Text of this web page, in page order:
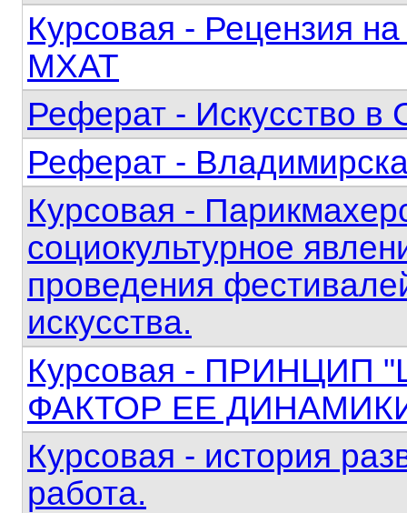
Курсовая - Рецензия
МХАТ
Реферат - Искусство в
Реферат -
Курсовая -
социокультурное
проведения
искусства.
Курсовая -
ФАКТОР ЕЕ
Курсовая - история
работа.